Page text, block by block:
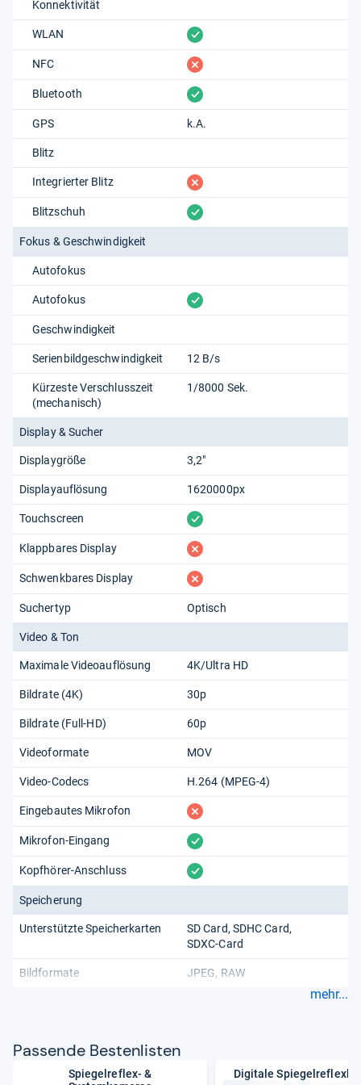
Konnektivität
WLAN vorhanden
NFC fehlt
Bluetooth vorhanden
GPS k.A.
Blitz
Integrierter Blitz fehlt
Blitzschuh vorhanden
Fokus & Geschwindigkeit
Autofokus
Autofokus vorhanden
Geschwindigkeit
Serienbildgeschwindigkeit 12 B/s
Kürzeste Verschlusszeit
(mechanisch)
1/8000 Sek.
Display & Sucher
Displaygröße 3,2"
Displayauflösung 1620000px
Touchscreen vorhanden
Klappbares Display fehlt
Schwenkbares Display fehlt
Suchertyp Optisch
Video & Ton
Maximale Videoauflösung 4K/Ultra HD
Bildrate (4K) 30p
Bildrate (Full-HD) 60p
Videoformate MOV
Video-Codecs H.264 (MPEG-4)
Eingebautes Mikrofon fehlt
Mikrofon-Eingang vorhanden
Kopfhörer-Anschluss vorhanden
Speicherung
Unterstützte Speicherkarten SD Card SDHC Card
SDXC-Card
Bildformate JPEG RAW
mehr...
Pas­sende Bes­ten­lis­ten
Spiegelreflex- &
Digitale